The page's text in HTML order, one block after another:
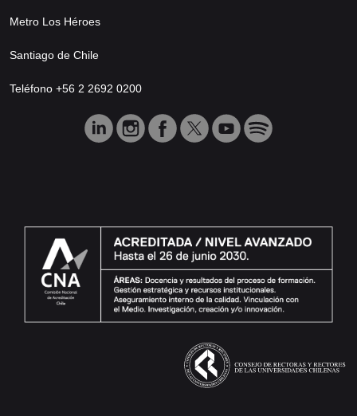
Metro Los Héroes
Santiago de Chile
Teléfono +56 2 2692 0200